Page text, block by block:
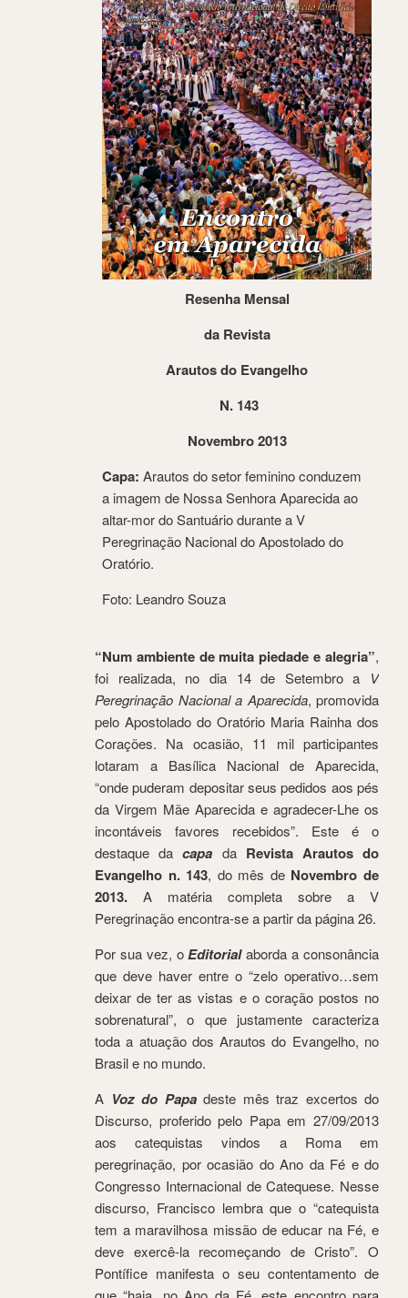
Resenha Mensal
da Revista
Arautos do Evangelho
N. 143
Novembro 2013
Capa: Arautos do setor feminino conduzem
a imagem de Nossa Senhora Aparecida ao
altar-mor do Santuário durante a V
Peregrinação Nacional do Apostolado do
Oratório.
Foto: Leandro Souza
“Num ambiente de muita piedade e alegria”,
foi realizada, no dia 14 de Setembro a V
Peregrinação Nacional a Aparecida, promovida
pelo Apostolado do Oratório Maria Rainha dos
Corações. Na ocasião, 11 mil participantes
lotaram a Basílica Nacional de Aparecida,
“onde puderam depositar seus pedidos aos pés
da Virgem Mãe Aparecida e agradecer-Lhe os
incontáveis favores recebidos”. Este é o
destaque dacapa da Revista Arautos do
Evangelho n. 143, do mês de Novembro de
2013. A matéria completa sobre a V
Peregrinação encontra-se a partir da página 26.
Por sua vez, o Editorial aborda a consonância
que deve haver entre o “zelo operativo…sem
deixar de ter as vistas e o coração postos no
sobrenatural”, o que justamente caracteriza
toda a atuação dos Arautos do Evangelho, no
Brasil e no mundo.
A Voz do Papadeste mês traz excertos do
Discurso, proferido pelo Papa em 27/09/2013
aos catequistas vindos a Roma em
peregrinação, por ocasião do Ano da Fé e do
Congresso Internacional de Catequese. Nesse
discurso, Francisco lembra que o “catequista
tem a maravilhosa missão de educar na Fé, e
deve exercê-la recomeçando de Cristo”. O
Pontífice manifesta o seu contentamento de